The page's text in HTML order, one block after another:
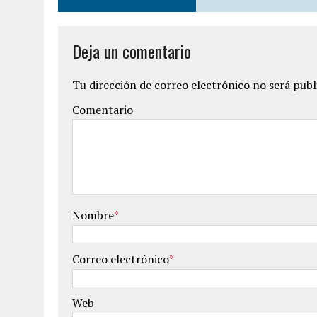
Deja un comentario
Tu dirección de correo electrónico no será
Comentario
Nombre*
Correo electrónico*
Web